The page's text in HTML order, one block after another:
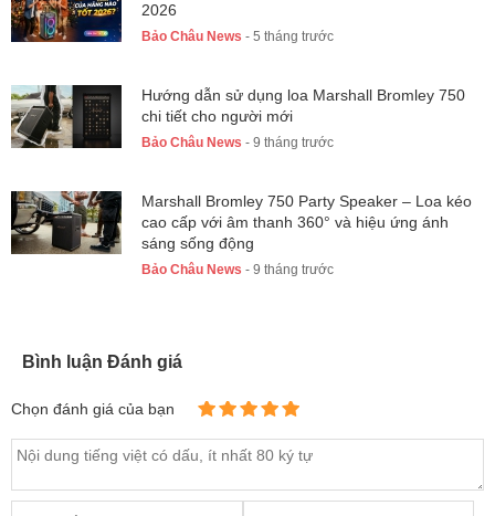
2026
Bảo Châu News - 5 tháng trước
Hướng dẫn sử dụng loa Marshall Bromley 750
chi tiết cho người mới
Bảo Châu News - 9 tháng trước
Marshall Bromley 750 Party Speaker – Loa kéo
cao cấp với âm thanh 360° và hiệu ứng ánh
sáng sống động
Bảo Châu News - 9 tháng trước
Bình luận Đánh giá
Chọn đánh giá của bạn